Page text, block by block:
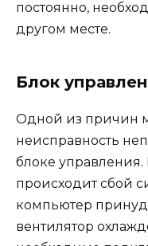
постоянно,
другом месте.
Блок
Одной из причин
неисправность
блоке управления.
происходит сбой
компьютер
вентилятор